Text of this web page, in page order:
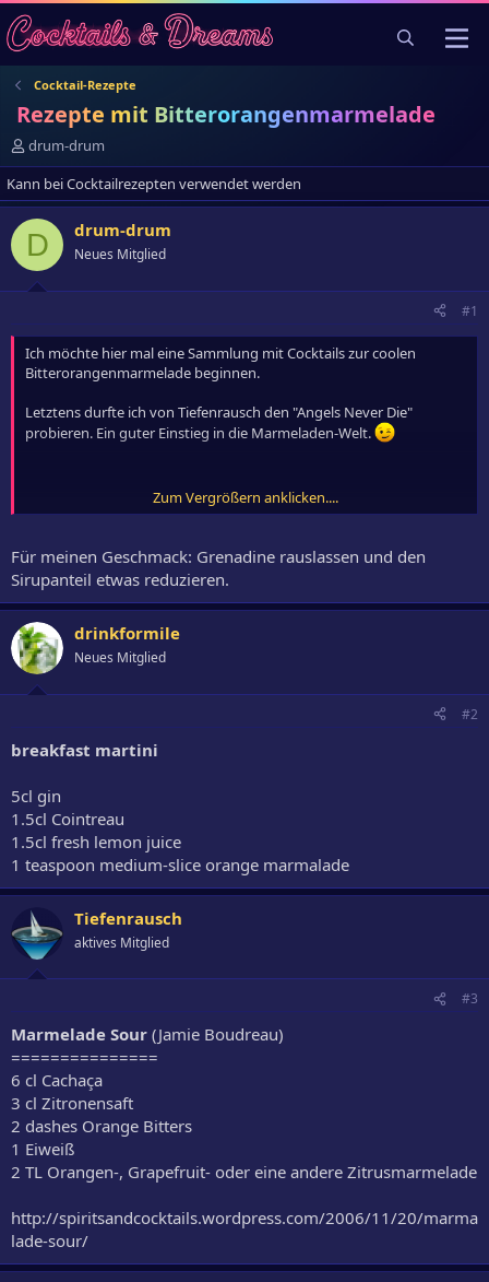
Cocktail-Rezepte
Rezepte mit Bitterorangenmarmelade
E
r
s
t
e
l
e
drum-drum
Kann bei Cocktailrezepten verwendet werden
D drum-drum
Neues Mitglied
#1
Ich möchte hier mal eine Sammlung mit Cocktails zur coolen
Bitterorangenmarmelade beginnen.
Letztens durfte ich von Tiefenrausch den "Angels Never Die"
probieren. Ein guter Einstieg in die Marmeladen-Welt.
...
================
in Caipiglas
6 cl Tequila (Sauza Hornitos)
2,5 cl Holunderblütensirup (d'arbo)
2,5 cl Limettensaft
2 BL Bitterorangenmarmelade (Koo)
- Marmelade mit Barlöffel auflösen -
mit Eis auffüllen
...
Zum Vergrößern anklicken....
Für meinen Geschmack: Grenadine rauslassen und den
Sirupanteil etwas reduzieren.
drinkformile
Neues Mitglied
#2
breakfast martini
5cl gin
1.5cl Cointreau
1.5cl fresh lemon juice
1 teaspoon medium-slice orange marmalade
Tiefenrausch
aktives Mitglied
#3
Marmelade Sour (Jamie Boudreau)
===============
6 cl Cachaça
3 cl Zitronensaft
2 dashes Orange Bitters
1 Eiweiß
2 TL Orangen-, Grapefruit- oder eine andere Zitrusmarmelade
http://spiritsandcocktails.wordpress.com/2006/11/20/marma
lade-sour/